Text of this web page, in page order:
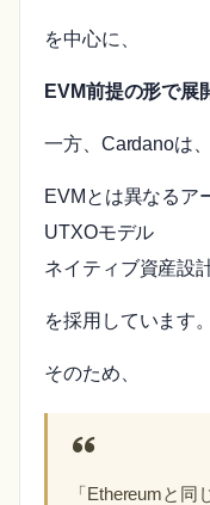
を中心に、
EVM前提の形で展
一方、Cardanoは、
EVMとは異なるア
UTXOモデル
ネイティブ資産設
を採用しています。
そのため、
「Ethereumと